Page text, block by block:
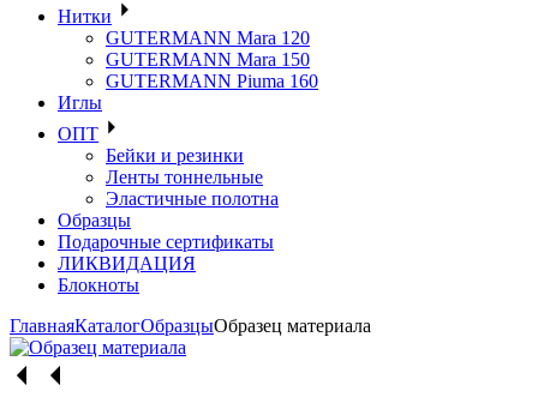
Нитки
GUTERMANN Mara 120
GUTERMANN Mara 150
GUTERMANN Piuma 160
Иглы
ОПТ
Бейки и резинки
Ленты тоннельные
Эластичные полотна
Образцы
Подарочные сертификаты
ЛИКВИДАЦИЯ
Блокноты
ГлавнаяКаталогОбразцыОбразец материала